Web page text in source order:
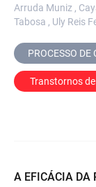
Arruda Muniz ,
Tabosa , Uly Reis
Transtornos
A EFICÁCIA DA